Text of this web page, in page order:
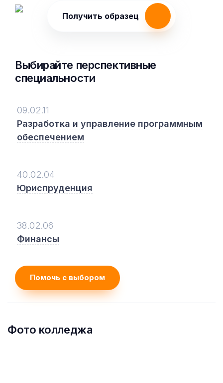
Получить образец
Выбирайте перспективные
специальности
09.02.11
Разработка и управление программным
обеспечением
40.02.04
Юриспруденция
38.02.06
Финансы
Помочь с выбором
Фото колледжа